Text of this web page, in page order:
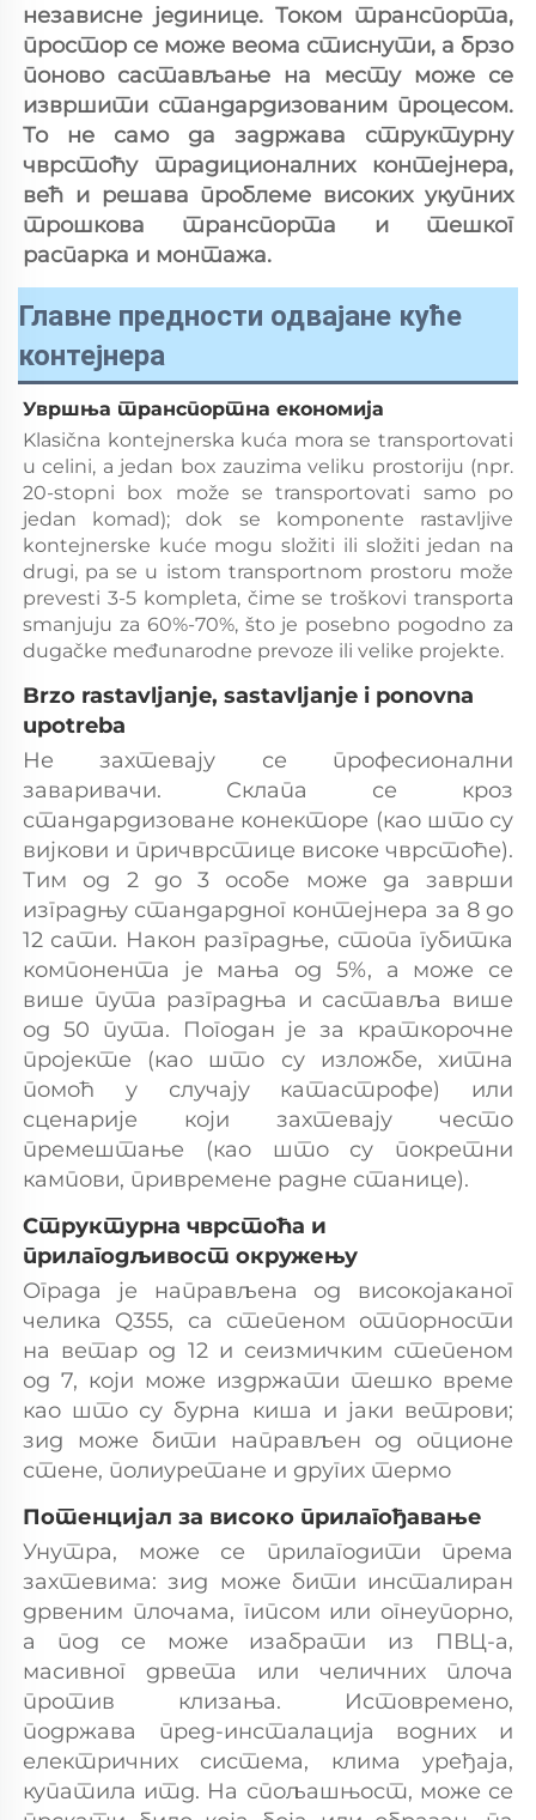
независне јединице. Током транспорта,
простор се може веома стиснути, а брзо
поново састављање на месту може се
извршити стандардизованим процесом.
То не само да задржава структурну
чврстоћу традиционалних контејнера,
већ и решава проблеме високих укупних
трошкова транспорта и тешког
распарка и монтажа.
Главне предности одвајане куће
контејнера
Увршња транспортна економија
Klasična kontejnerska kuća mora se transportovati
u celini, a jedan box zauzima veliku prostoriju (npr.
20-stopni box može se transportovati samo po
jedan komad); dok se komponente rastavljive
kontejnerske kuće mogu složiti ili složiti jedan na
drugi, pa se u istom transportnom prostoru može
prevesti 3-5 kompleta, čime se troškovi transporta
smanjuju za 60%-70%, što je posebno pogodno za
dugačke međunarodne prevoze ili velike projekte.
Brzo rastavljanje, sastavljanje i ponovna
upotreba
Не захтевају се професионални
заваривачи. Склапа се кроз
стандардизоване конекторе (као што су
вијкови и причврстице високе чврстоће).
Тим од 2 до 3 особе може да заврши
изградњу стандардног контејнера за 8 до
12 сати. Након разградње, стопа губитка
компонента је мања од 5%, а може се
више пута разградња и саставља више
од 50 пута. Погодан је за краткорочне
пројекте (као што су изложбе, хитна
помоћ у случају катастрофе) или
сценарије који захтевају често
премештање (као што су покретни
кампови, привремене радне станице).
Структурна чврстоћа и
прилагодљивост окружењу
Ограда је направљена од високојаканог
челика Q355, са степеном отпорности
на ветар од 12 и сеизмичким степеном
од 7, који може издржати тешко време
као што су бурна киша и јаки ветрови;
зид може бити направљен од опционе
стене, полиуретане и других термо
Потенцијал за високо прилагођавање
Унутра, може се прилагодити према
захтевима: зид може бити инсталиран
дрвеним плочама, гипсом или огнеупорно,
а под се може изабрати из ПВЦ-а,
масивног дрвета или челичних плоча
против клизања. Истовремено,
подржава пред-инсталација водних и
електричних система, клима уређаја,
купатила итд. На спољашњост, може се